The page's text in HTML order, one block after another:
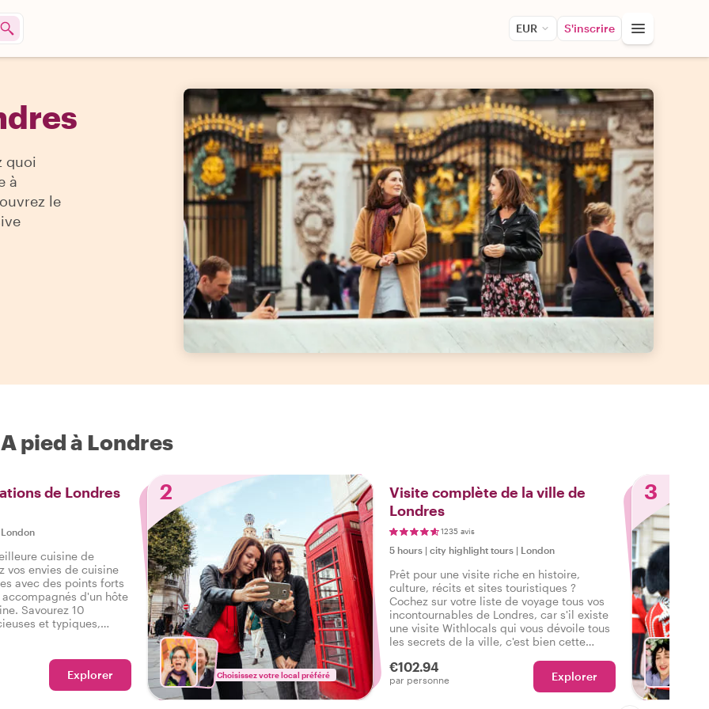
EUR S'inscrire
quoi
à
le
pied à Londres
de Londres
London
cuisine de
vos envies de cuisine
avec des points forts
d'un hôte
Savourez 10
et typiques,
Explorer
2
Choisissez votre local préféré
Visite complète de la ville de
Londres
1235 avis
5 hours | city highlight tours | London
Prêt pour une visite riche en histoire,
culture, récits et sites touristiques ?
Cochez sur votre liste de voyage tous vos
incontournables de Londres, car s'il existe
une visite Withlocals qui vous dévoile tous
les secrets de la ville, c'est bien cette
Londres.
€102.94
par personne Explorer
3